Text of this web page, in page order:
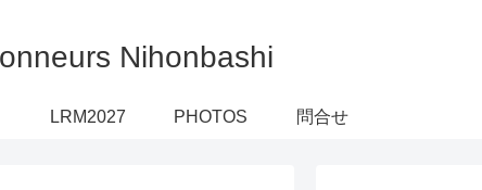
LRM2027 PHOTOS 問合せ